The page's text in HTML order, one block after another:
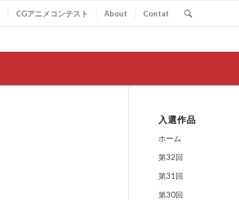
CGアニメコンテスト About Contat
入選作品
ホーム
第32回
第31回
第30回